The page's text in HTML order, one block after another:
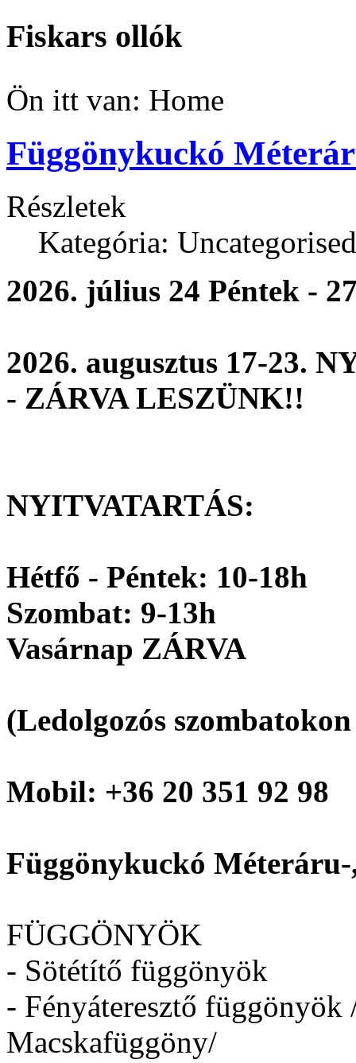
Fiskars ollók
Ön itt van: Home
Függönykuckó
Részletek
Kategória: Uncategorised
2026. július 24 Péntek -
2026. augusztus 17-23.
- ZÁRVA LESZÜNK!!
NYITVATARTÁS:
Hétfő - Péntek: 10-18h
Szombat: 9-13h
Vasárnap ZÁRVA
(Ledolgozós
Mobil: +36 20 351 92 98
Függönykuckó
FÜGGÖNYÖK
- Sötétítő függönyök
- Fényáteresztő
Macskafüggöny/